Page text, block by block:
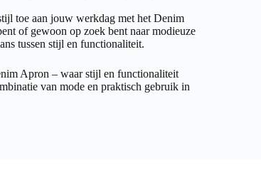
toe aan jouw werkdag met het Denim
of gewoon op zoek bent naar modieuze
tussen stijl en functionaliteit.
Apron – waar stijl en functionaliteit
van mode en praktisch gebruik in